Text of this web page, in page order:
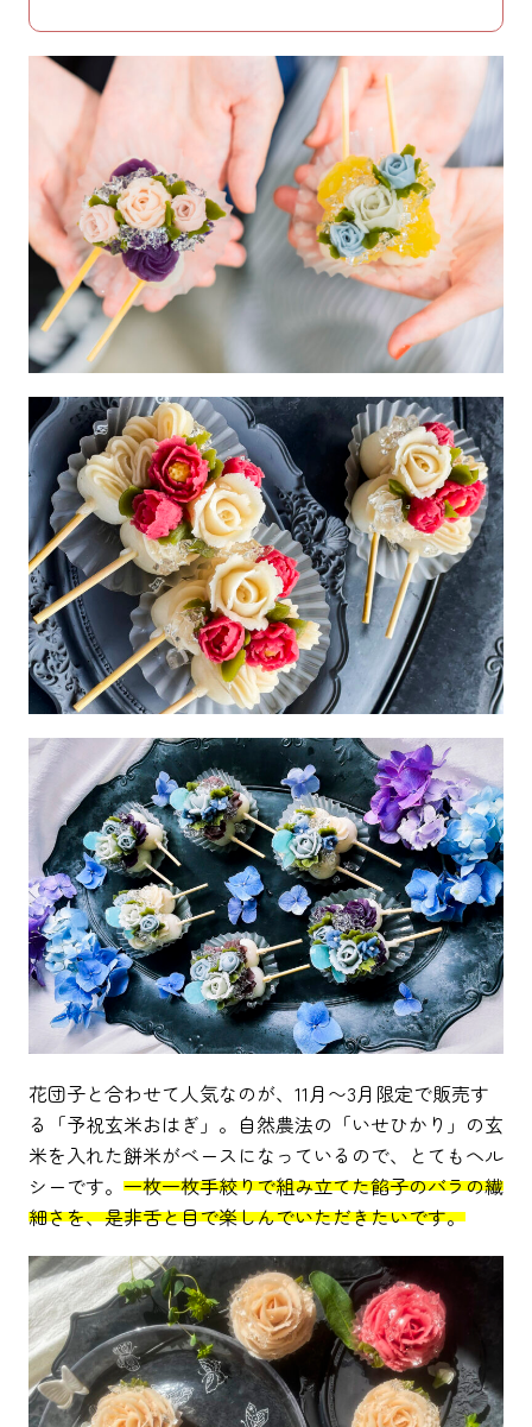
花団子と合わせて人気なのが、11月〜3月限定で販売す
る「予祝玄米おはぎ」。自然農法の「いせひかり」の玄
米を入れた餅米がベースになっているので、とてもヘル
シーです。 一枚一枚手絞りで組み立てた餡子のバラの繊
細さを、是非舌と目で楽しんでいただきたいです。